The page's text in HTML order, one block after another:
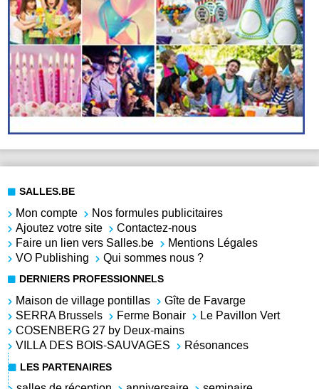
SALLES.BE
Mon compte
Nos formules publicitaires
Ajoutez votre site
Contactez-nous
Faire un lien vers Salles.be
Mentions Légales
VO Publishing
Qui sommes nous ?
DERNIERS PROFESSIONNELS
Maison de village pontillas
Gîte de Favarge
SERRA Brussels
Ferme Bonair
Le Pavillon Vert
COSENBERG 27 by Deux-mains
VILLA DES BOIS-SAUVAGES
Résonances
LES PARTENAIRES